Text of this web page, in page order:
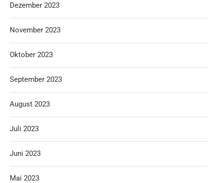
Dezember 2023
November 2023
Oktober 2023
September 2023
August 2023
Juli 2023
Juni 2023
Mai 2023